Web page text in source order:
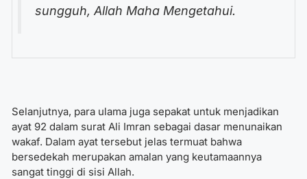
sungguh, Allah Maha Mengetahui.
Selanjutnya, para ulama juga sepakat untuk menjadikan
ayat 92 dalam surat Ali Imran sebagai dasar menunaikan
wakaf. Dalam ayat tersebut jelas termuat bahwa
bersedekah merupakan amalan yang keutamaannya
sangat tinggi di sisi Allah.